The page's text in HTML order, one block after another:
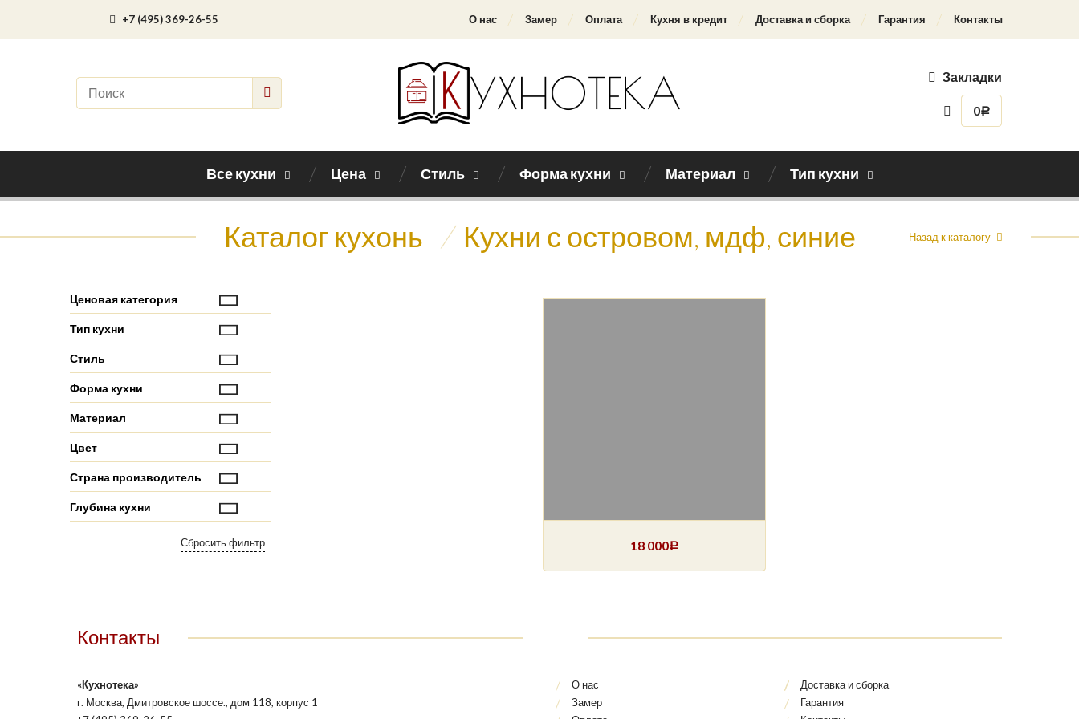
+7 (495) 369-26-55 О нас Замер Оплата Кухня в кредит Доставка и сборка Гарантия Контакты
Закладки
0Р
Все кухни Цена Стиль Форма кухни Материал Тип кухни
Каталог кухонь / Кухни с островом, мдф, синие Назад к каталогу
18 000Р
Ценовая категория
Тип кухни
Стиль
Форма кухни
Материал
Цвет
Страна производитель
Глубина кухни
Контакты
«Кухнотека»
г. Москва, Дмитровское шоссе., дом 118, корпус 1
О нас
Замер
Доставка и сборка
Гарантия